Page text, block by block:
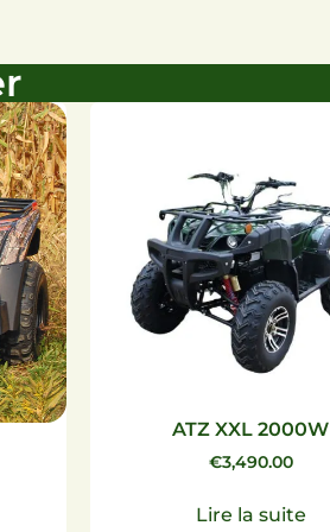
ATZ XXL 2000W
€3,490.00
Lire la suite